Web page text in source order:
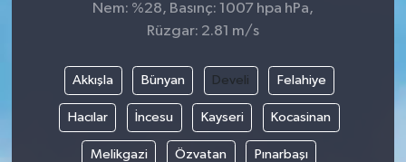
Nem: %28, Basınç: 1007 hpa hPa,
Rüzgar: 2.81 m/s
Akkışla Bünyan Develi Felahiye
Hacılar İncesu Kayseri Kocasinan
Melikgazi Özvatan Pınarbaşı